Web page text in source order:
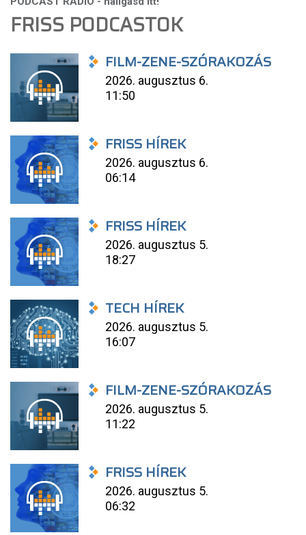
FRISS PODCASTOK
FILM-ZENE-SZÓRAKOZÁS
2026. augusztus 6.
11:50
FRISS HÍREK
2026. augusztus 6.
06:14
FRISS HÍREK
2026. augusztus 5.
18:27
TECH HÍREK
2026. augusztus 5.
16:07
FILM-ZENE-SZÓRAKOZÁS
2026. augusztus 5.
11:22
FRISS HÍREK
2026. augusztus 5.
06:32